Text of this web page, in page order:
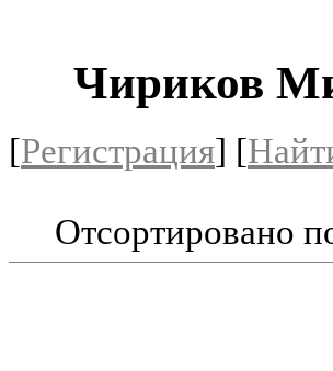
Чириков
[Регистрация] [
Отсортировано